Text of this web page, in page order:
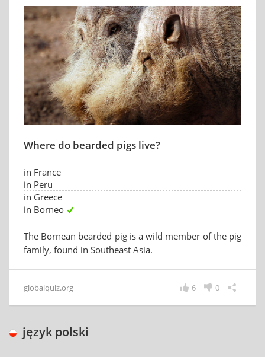
Where do bearded pigs live?
in France
in Peru
in Greece
in Borneo
The Bornean bearded pig is a wild member of the pig
family, found in Southeast Asia.
globalquiz.org 0
6
język polski